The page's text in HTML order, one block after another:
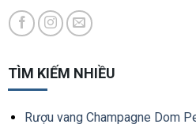
TÌM KIẾM NHIỀU
Rượu vang Champagne Dom